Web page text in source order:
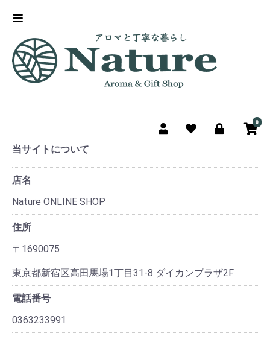
0
当サイトについて
店名
Nature ONLINE SHOP
住所
〒1690075
東京都新宿区高田馬場1丁目31-8 ダイカンプラザ2F
電話番号
0363233991